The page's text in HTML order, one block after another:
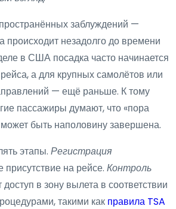
заблуждений —
происходит незадолго до времени
в США посадка часто начинается
а для крупных самолётов или
— ещё раньше. К тому
пассажиры думают, что «пора
быть наполовину завершена.
этапы. Регистрация
на рейсе. Контроль
доступ в зону вылета в соответствии
такими как правила TSA